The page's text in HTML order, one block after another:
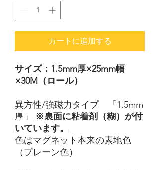
カートに追加する
サイズ：1.5mm厚×25mm幅
×30M（ロール）
異方性/強磁力タイプ 「1.5mm
厚」 ※裏面に粘着剤（糊）が付
いています。
色はマグネット本来の素地色
（プレーン色）